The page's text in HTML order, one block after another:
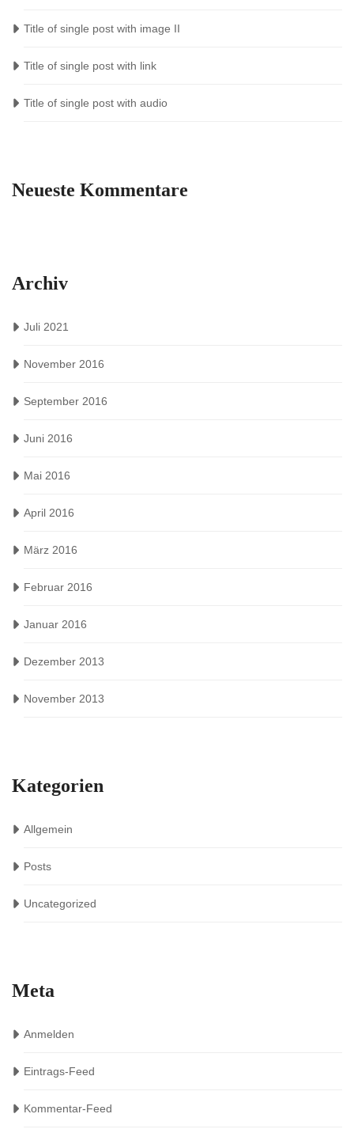
Title of single post with image II
Title of single post with link
Title of single post with audio
Neueste Kommentare
Archiv
Juli 2021
November 2016
September 2016
Juni 2016
Mai 2016
April 2016
März 2016
Februar 2016
Januar 2016
Dezember 2013
November 2013
Kategorien
Allgemein
Posts
Uncategorized
Meta
Anmelden
Eintrags-Feed
Kommentar-Feed